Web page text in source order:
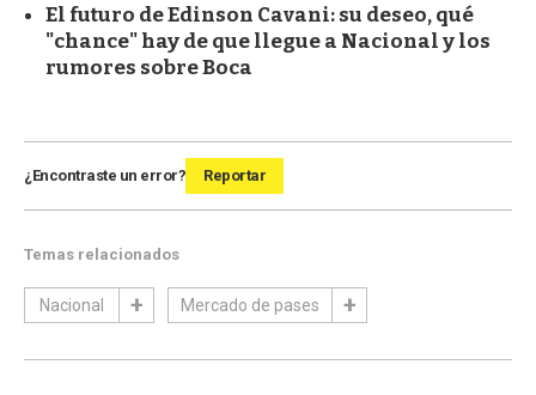
El futuro de Edinson Cavani: su deseo, qué
"chance" hay de que llegue a Nacional y los
rumores sobre Boca
¿Encontraste un error? Reportar
Temas relacionados
Nacional Mercado de pases